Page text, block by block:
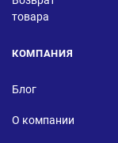
товара
КОМПАНИЯ
Блог
О компании